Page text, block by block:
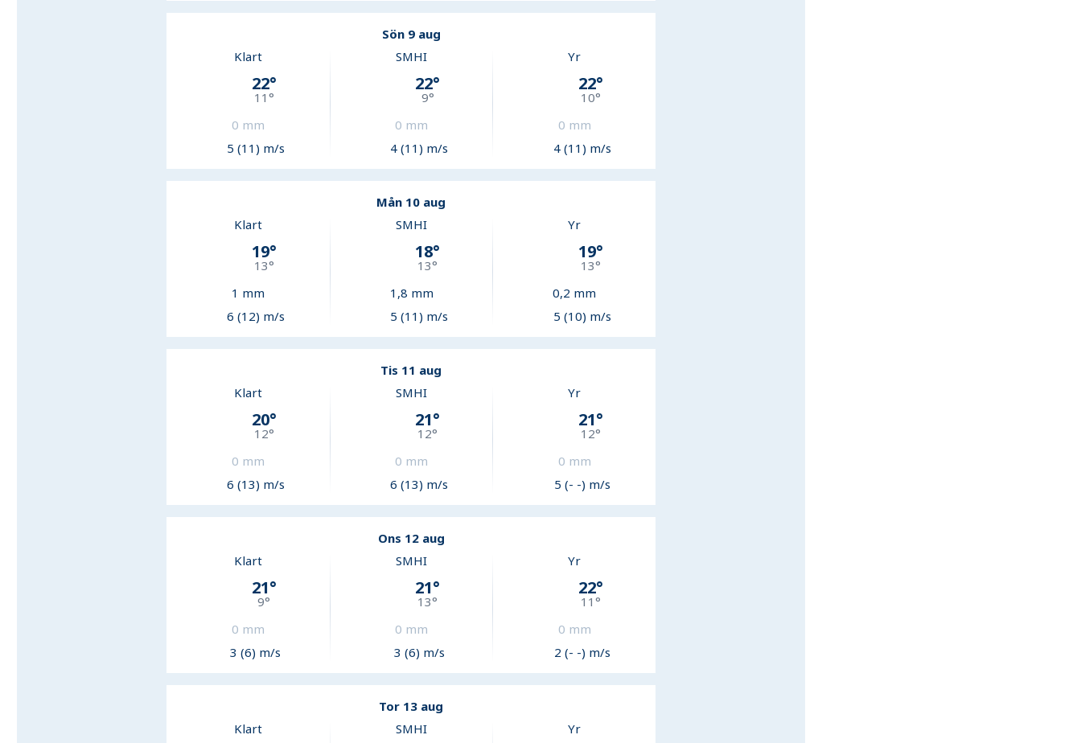
Sön 9 aug
Klart
22°
11 °
0 mm
5 (11) m/s
SMHI
22°
9°
0 mm
4 (11) m/s
Yr
22°
10°
0 mm
4 (11) m/s
Mån 10 aug
Klart
19°
13°
1 mm
6 (12) m/s
SMHI
18°
13°
1,8 mm
5 (11) m/s
Yr
19°
13°
0,2 mm
5 (10) m/s
Tis 11 aug
Klart
20°
12°
0 mm
6 (13) m/s
SMHI
21°
12°
0 mm
6 (13) m/s
Yr
21°
12°
0 mm
5 (- -) m/s
Ons 12 aug
Klart
21°
9°
0 mm
3 (6) m/s
SMHI
21°
13°
0 mm
3 (6) m/s
Yr
22°
11 °
0 mm
2 (- -) m/s
Tor 13 aug
Klart
SMHI Yr